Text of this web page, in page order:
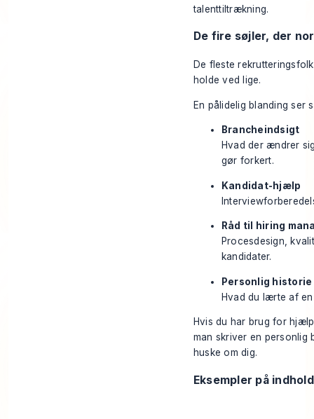
talenttiltrækning.
De fire søjler, der
De fleste
holde ved lige.
En pålidelig blanding ser
Brancheindsigt
Hvad der ændrer
gør forkert.
Kandidat-hjælp
Råd til hiring
Procesdesign,
kandidater.
Personlig
Hvad du lærte af
Hvis du har brug for
man skriver en personlig
huske om dig.
Eksempler på